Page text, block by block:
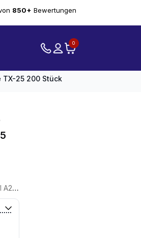
850+ Bewertungen
0
25 200 Stück